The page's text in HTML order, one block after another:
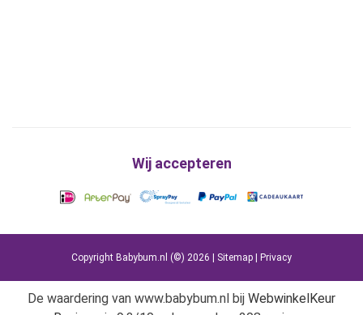
Wij accepteren
Copyright Babybum.nl (©) 2026 | Sitemap | Privacy
De waardering van www.babybum.nl bij WebwinkelKeur